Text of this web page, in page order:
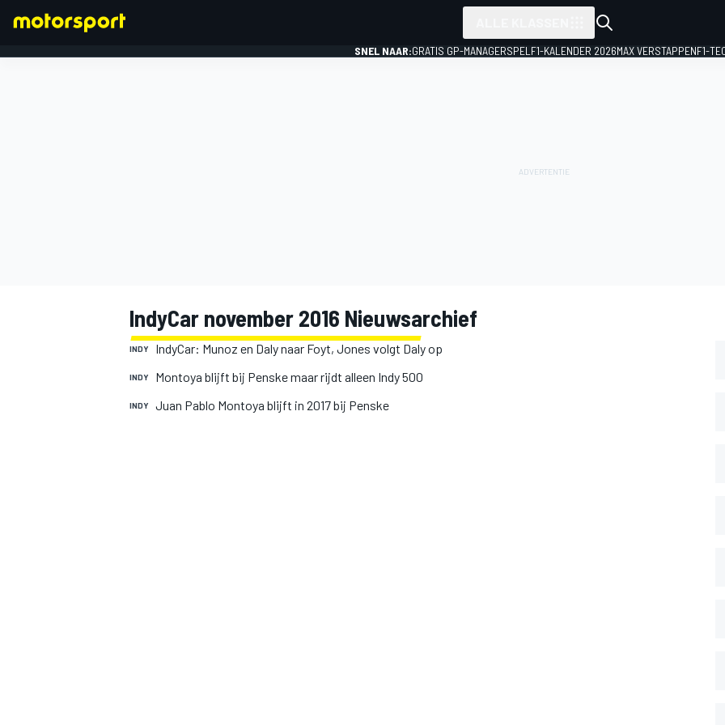
SNEL NAAR:GRATIS GP-MANAGERSPEL F1-KALENDER 2026MAX VERSTAPPENF1-
IndyCar november 2016 Nieuwsarchief
INDY IndyCar: Munoz en Daly naar Foyt, Jones volgt Daly op
INDY Montoya blijft bij Penske maar rijdt alleen Indy 500
INDY Juan Pablo Montoya blijft in 2017 bij Penske